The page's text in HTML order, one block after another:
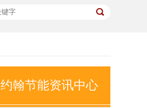
约翰节能资讯中心